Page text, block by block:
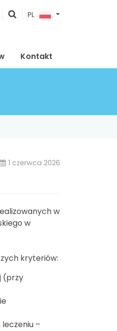
pokaż
PL
Kontakt
1 czerwca 2026
w
w
kryteriów:
(przy
–